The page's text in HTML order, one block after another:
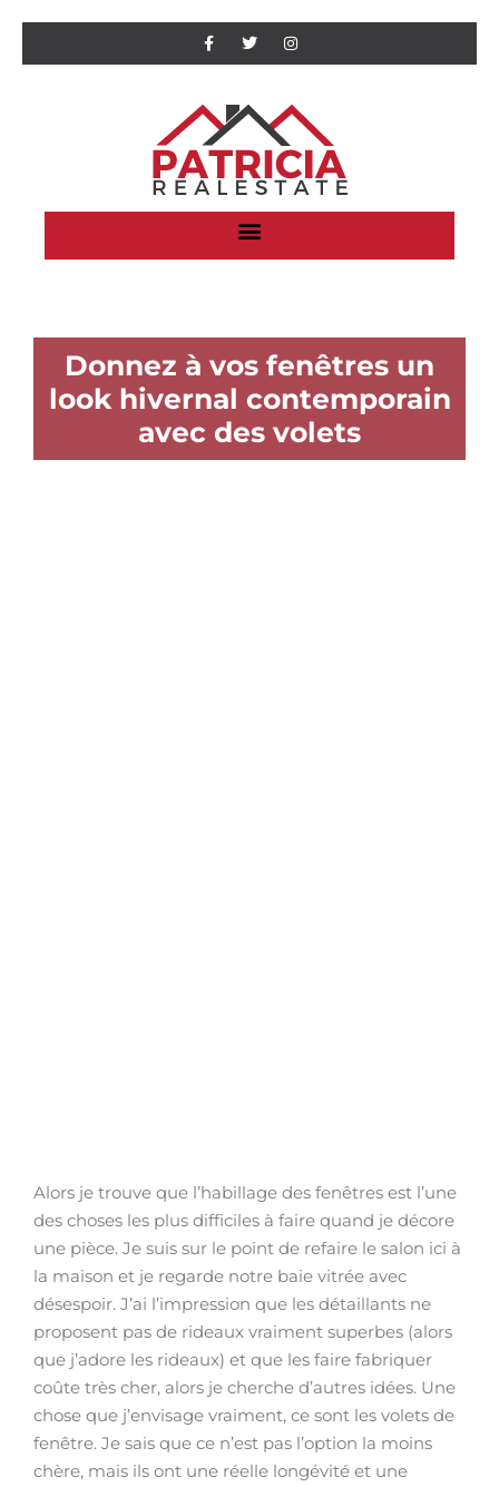
Donnez à vos fenêtres un
look hivernal contemporain
avec des volets
Alors je trouve que l’habillage des fenêtres est l’une
des choses les plus difficiles à faire quand je décore
une pièce. Je suis sur le point de refaire le salon ici à
la maison et je regarde notre baie vitrée avec
désespoir. J’ai l’impression que les détaillants ne
proposent pas de rideaux vraiment superbes (alors
que j’adore les rideaux) et que les faire fabriquer
coûte très cher, alors je cherche d’autres idées. Une
chose que j’envisage vraiment, ce sont les volets de
fenêtre. Je sais que ce n’est pas l’option la moins
chère, mais ils ont une réelle longévité et une